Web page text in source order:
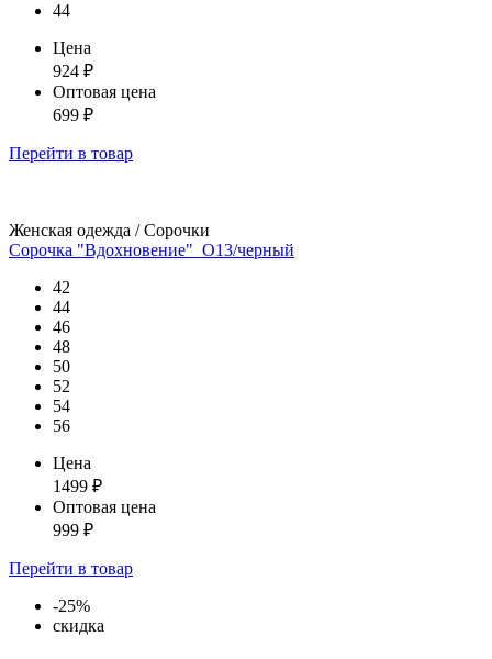
44
Цена
924 ₽
Оптовая цена
699 ₽
Перейти в товар
Женская одежда / Сорочки
Сорочка "Вдохновение"_О13/черный
42
44
46
48
50
52
54
56
Цена
1499 ₽
Оптовая цена
999 ₽
Перейти в товар
-25%
скидка